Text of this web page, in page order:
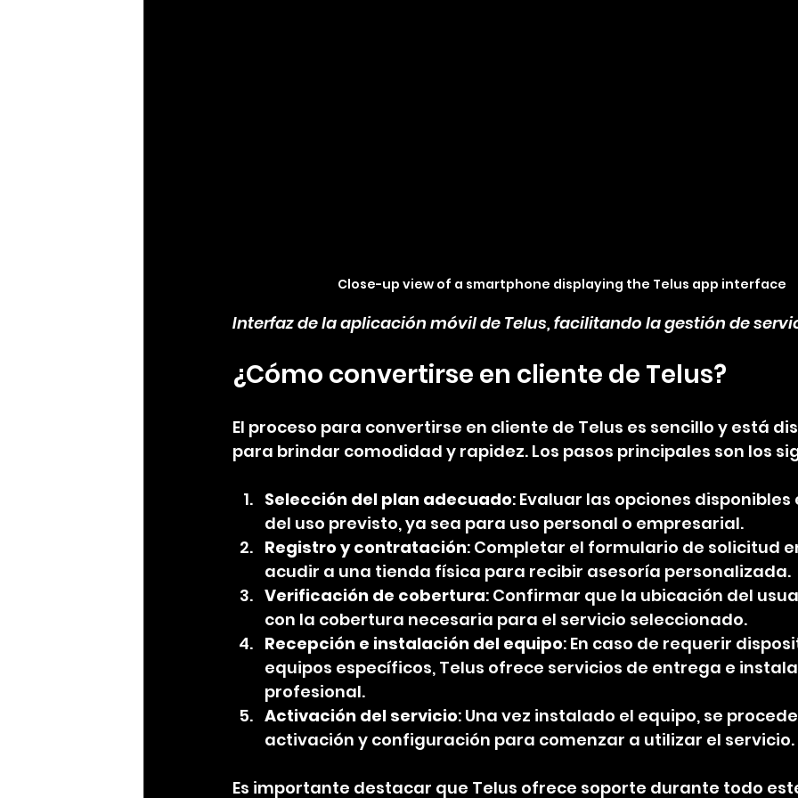
Close-up view of a smartphone displaying the Telus app interface
Interfaz de la aplicación móvil de Telus, facilitando la gestión de
¿Cómo convertirse en cliente de Telus?
El proceso para convertirse en cliente de Telus es sencillo y está
para brindar comodidad y rapidez. Los pasos principales son los
Selección del plan adecuado: Evaluar las opciones disponibles
del uso previsto, ya sea para uso personal o empresarial.
Registro y contratación: Completar el formulario de solicitud
acudir a una tienda física para recibir asesoría personalizada.
Verificación de cobertura: Confirmar que la ubicación del
con la cobertura necesaria para el servicio seleccionado.
Recepción e instalación del equipo: En caso de requerir
equipos específicos, Telus ofrece servicios de entrega e
profesional.
Activación del servicio: Una vez instalado el equipo, se
activación y configuración para comenzar a utilizar el servicio.
Es importante destacar que Telus ofrece soporte durante todo